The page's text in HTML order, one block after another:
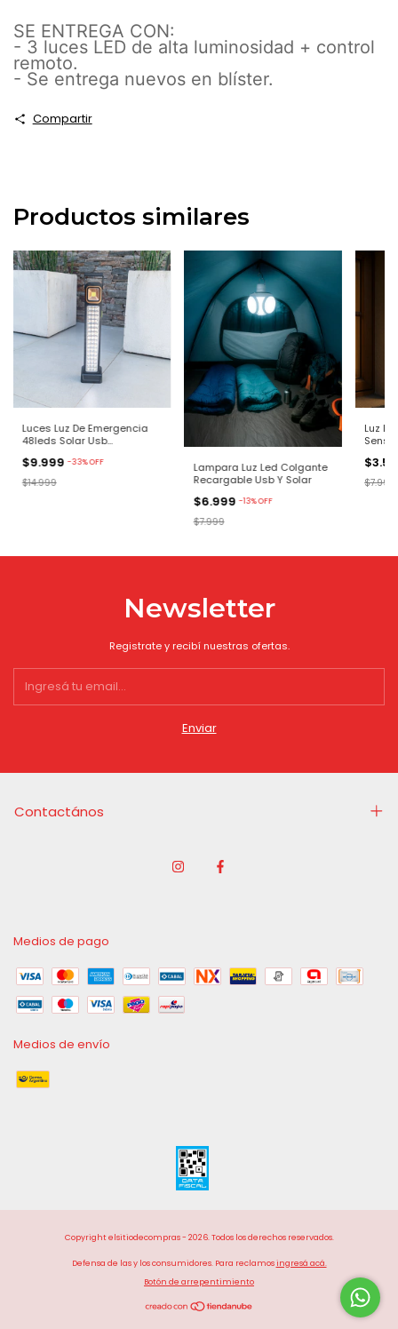
SE ENTREGA CON:
- 3 luces LED de alta luminosidad + control
remoto.
- Se entrega nuevos en blíster.
Compartir
Productos similares
Luces Luz De Emergencia
48leds Solar Usb
$9.999-33%OFF
$14.999
Lampara Luz Led Colgante
Recargable Usb Y Solar
$6.999-13%OFF
$7.999
Luz
$7.999
Newsletter
Registrate y recibí nuestras ofertas.
Contactános
Medios de pago
Medios de envío
Copyright elsitiodecompras - 2026. Todos los derechos reservados.
Defensa de las y los consumidores. Para reclamos ingresá acá.
Botón de arrepentimiento